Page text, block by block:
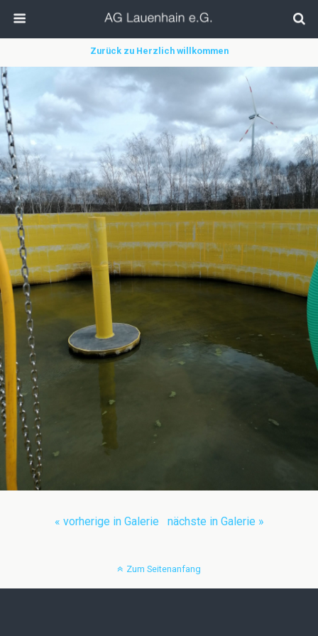
Zurück zu Herzlich willkommen
« vorherige in Galerie nächste in Galerie »
Zum Seitenanfang